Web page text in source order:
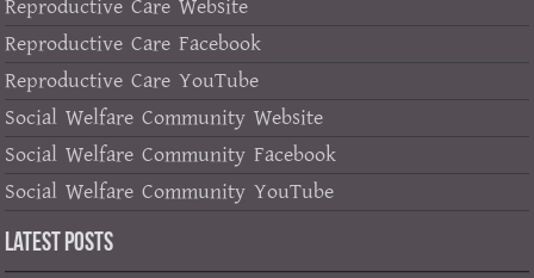
Reproductive Care Website
Reproductive Care Facebook
Reproductive Care YouTube
Social Welfare Community Website
Social Welfare Community Facebook
Social Welfare Community YouTube
Latest Posts